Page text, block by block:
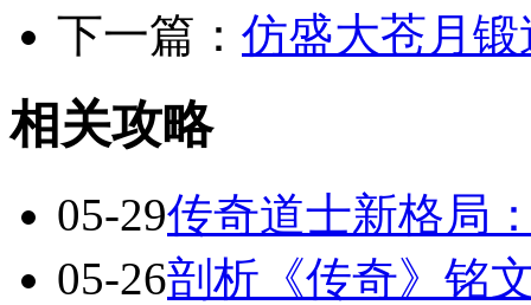
下一篇： 仿盛大苍月
相关攻略
05-29传奇道士新格局
05-26剖析《传奇》铭